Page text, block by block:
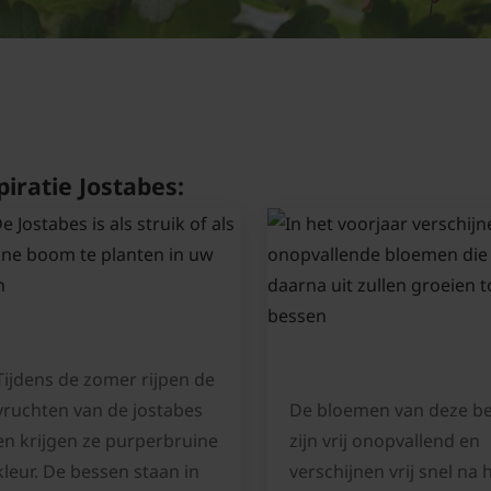
Jostabes:
de zomer rijpen de
van de jostabes
krijgen ze purperbruine
De bessen staan in
De bloemen van deze
zijn vrij onopvallend en
verschijnen vrij snel na